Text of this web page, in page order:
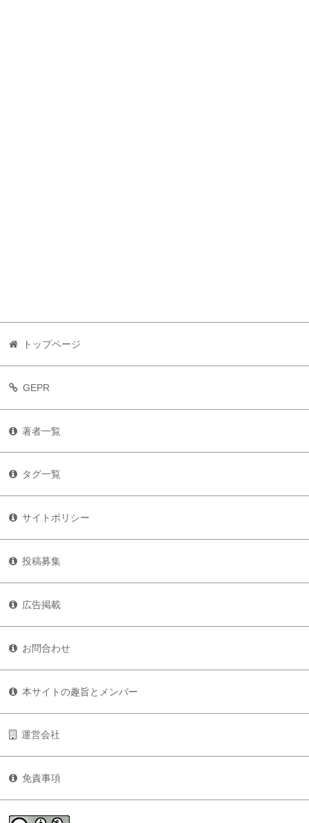
トップページ
GEPR
著者一覧
タグ一覧
サイトポリシー
投稿募集
広告掲載
お問合わせ
本サイトの趣旨とメンバー
運営会社
免責事項